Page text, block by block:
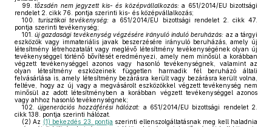
99.
tőzsdén nem jegyzett kis- és középvállalkozás:a 651/2014/EU bizottsági
rendelet 2. cikk 76. pontja szerinti kis- és középvállalkozás;
100.
turisztikai tevékenység: a 651/2014/EU bizottsági rendelet 2. cikk 47.
pontja szerinti tevékenység;
101.
új gazdasági tevékenység végzésére irányuló induló beruházás: az a tárgyi
eszközök vagy immateriális javak beszerzésére irányuló beruházás, amely új
létesítmény létrehozatalát vagy meglévő létesítmény tevékenységének olyan új
tevékenységgel történő bővítését eredményezi, amely nem minősül a korábban
végzett tevékenységgel azonos vagy hasonló tevékenységnek, valamint az
olyan létesítmény eszközeinek független harmadik fél beruházó általi
felvásárlása is, amely létesítmény bezárásra került vagy bezárásra került volna,
feltéve, hogy az új vagy a megvásárolt eszközökkel végzett tevékenység nem
minősül az adott létesítményben a korábban végzett tevékenységgel azonos
vagy ahhoz hasonló tevékenységnek;
102.
újgenerációs hozzáférési hálózat: a 651/2014/EU bizottsági rendelet 2.
cikk 138. pontja szerinti hálózat.
(2) Az (1) bekezdés 23. pontja szerinti ellenszolgáltatásnak meg kell haladnia